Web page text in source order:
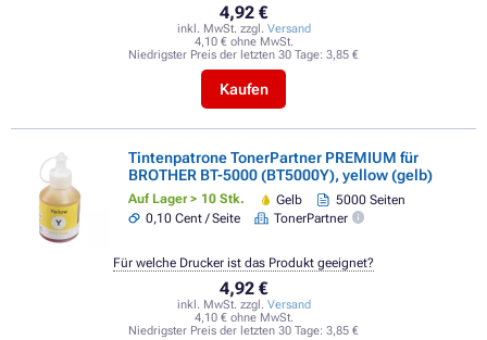
4,92 €
inkl. MwSt. zzgl. Versand
4,10 € ohne MwSt.
Niedrigster Preis der letzten 30 Tage: 3,85 €
Kaufen
Tintenpatrone TonerPartner PREMIUM für
BROTHER BT-5000 (BT5000Y), yellow (gelb)
Auf Lager > 10 Stk. Gelb
5000 Seiten
0,10 Cent / Seite
TonerPartner
4,92 €
inkl. MwSt. zzgl. Versand
4,10 € ohne MwSt.
Niedrigster Preis der letzten 30 Tage: 3,85 €
Für welche Drucker ist das Produkt geeignet?